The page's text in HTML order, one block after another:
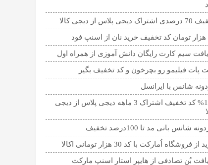
دیجی پلاس از دیجی کالا
سیم کارت رایگان دانش آموزی از همراه اول
پات فیلیمو رو بچرخون و کد تخفیف بگیر
شانس با ایرانسل
%100 کد تخفیف اشتراک 3 ماهه دیجی پلاس از دیجی
شانس بانی مد تا 100درصد تخفیف
از فروشگاه اُمارکت با کد 30 هزار تومانی اکالا
بُن تصادفی از هایپر استار اسنپ مارکت